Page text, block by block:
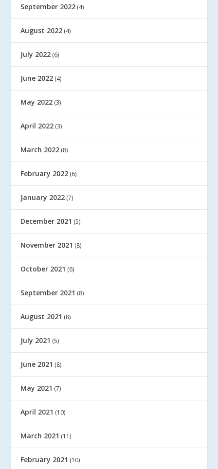
September 2022 (4)
August 2022 (4)
July 2022 (6)
June 2022 (4)
May 2022 (3)
April 2022 (3)
March 2022 (8)
February 2022 (6)
January 2022 (7)
December 2021 (5)
November 2021 (8)
October 2021 (6)
September 2021 (8)
August 2021 (8)
July 2021 (5)
June 2021 (8)
May 2021 (7)
April 2021 (10)
March 2021 (11)
February 2021 (10)